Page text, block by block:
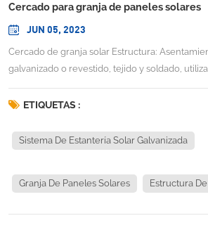
Cercado para granja de paneles solares
JUN 05, 2023
Cercado de granja solar Estructura:
galvanizado o revestido, tejido y soldado,
con bajo contenido de carbono, fijó los
tubería de acero. Características: alta
instalar, sensación cómoda y brillante.
triangular también se usa ampliamente en
campos verdes portuarios, etc. Los productos
ETIQUETAS :
Sistema De Estantería Solar Galvanizada
Granja De Paneles Solares Estructura